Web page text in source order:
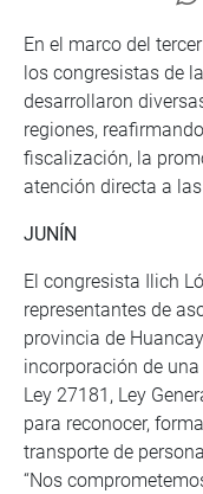
En el marco del
los congresistas de
desarrollaron
regiones,
fiscalización, la
atención directa a
JUNÍN
El congresista Ilich
representantes de
provincia de
incorporación de
Ley 27181, Ley
para reconocer,
transporte de
“Nos